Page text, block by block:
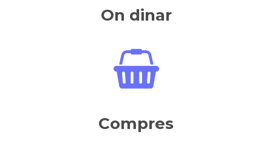
On dinar
Compres